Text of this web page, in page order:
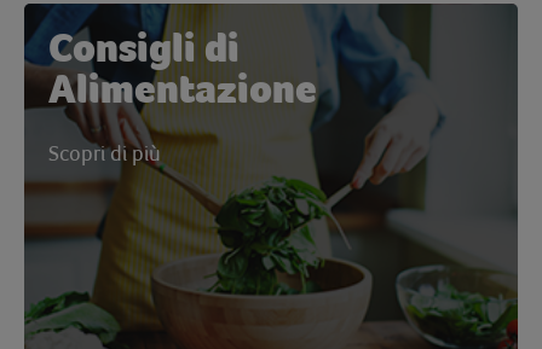
Consigli di
Alimentazione
Scopri di più